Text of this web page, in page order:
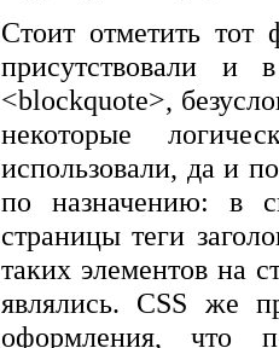
Стоит отметить тот
присутствовали
<blockquote>,
некоторые
использовали, да и
по назначению: в
страницы теги
таких элементов на
являлись. CSS же
оформления, что